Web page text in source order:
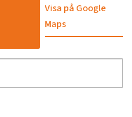
Visa på Google
Maps